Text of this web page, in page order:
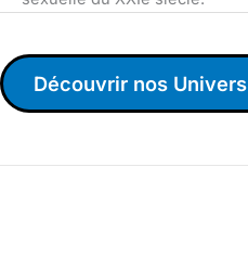
Découvrir nos Univers